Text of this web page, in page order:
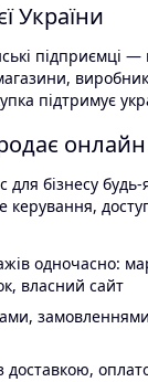
України
підприємці —
підтримує
онлайн
бізнесу будь-
керування,
одночасно:
власний сайт
з доставкою,